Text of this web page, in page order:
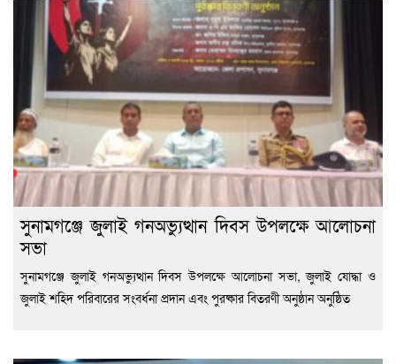
সুনামগঞ্জে জুলাই গনঅভ্যুত্থান দিবস উপলক্ষে আলোচনা
সভা
সুনামগঞ্জে জুলাই গনঅভ্যুত্থান দিবস উপলক্ষে আলোচনা সভা, জুলাই যোদ্ধা ও
জুলাই শহিদ পরিবারের সংবর্ধনা প্রদান এবং পুরষ্কার বিতরণী অনুষ্ঠান অনুষ্ঠিত